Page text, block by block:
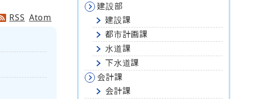
RSS Atom
建設部
建設課
都市計画課
水道課
下水道課
会計課
会計課